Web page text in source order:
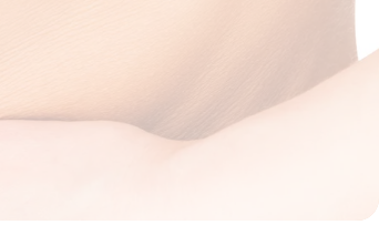
заболевания: риск развития,
диагностика